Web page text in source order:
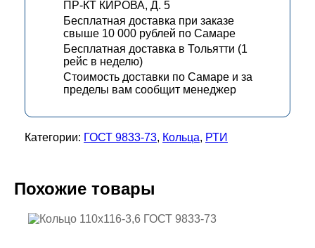
ПР-КТ КИРОВА, Д. 5
Бесплатная доставка при заказе
свыше 10 000 рублей по Самаре
Бесплатная доставка в Тольятти (1
рейс в неделю)
Стоимость доставки по Самаре и за
пределы вам сообщит менеджер
Категории: ГОСТ 9833-73, Кольца, РТИ
Похожие товары